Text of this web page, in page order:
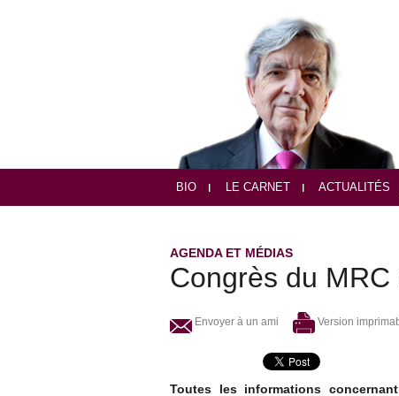
BIO LE CARNET ACTUALITÉS
AGENDA ET MÉDIAS
Congrès du
Envoyer à un ami Version
Toutes les informations